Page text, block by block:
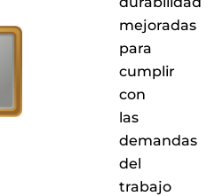
nuestros
puntos
de
servicio
a
nivel
nacional
mejoradas
para
cumplir
con
las
demandas
del
trabajo